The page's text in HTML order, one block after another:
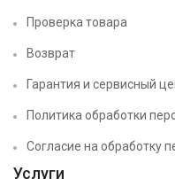
Проверка товара
Возврат
Гарантия и сервисный
Политика обработки
Согласие на обработку
Услуги